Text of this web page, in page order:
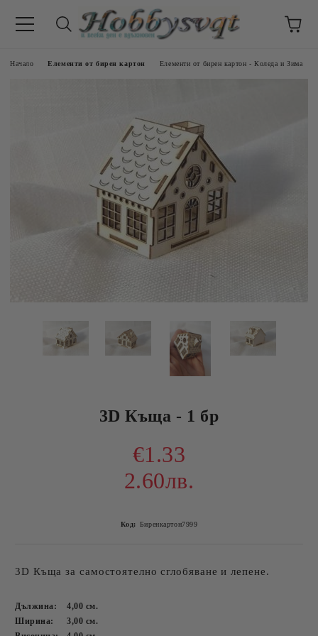
Начало Елементи от бирен картон Елементи от бирен картон - Коледа и Зима
3D Къща - 1 бр
€1.33
2.60лв.
Код: Биренкартон7999
3D Къща за самостоятелно сглобяване и лепене.
Дължина: 4,00 см.
Ширина:
3,00 см.